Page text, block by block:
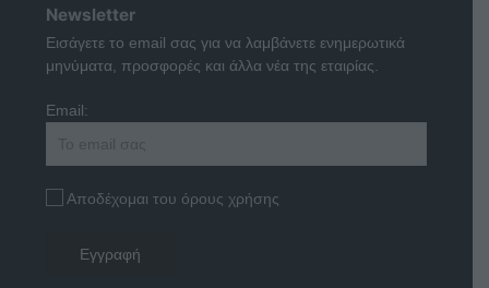
Newsletter
Εισάγετε το email σας για να λαμβάνετε ενημερωτικά
μηνύματα, προσφορές και άλλα νέα της εταιρίας.
Email:
Αποδέχομαι του όρους χρήσης